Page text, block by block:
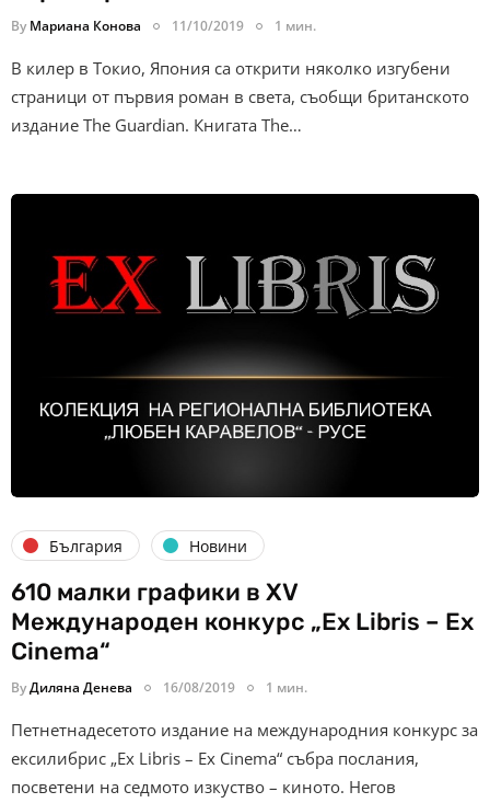
By Мариана Конова 11/10/2019 1 мин.
В килер в Токио, Япония са открити няколко изгубени
страници от първия роман в света, съобщи британското
издание The Guardian. Книгата The…
България Новини
610 малки графики в XV
Международен конкурс „Ex Libris – Ex
Cinema“
ByДиляна Денева 16/08/2019 1 мин.
Петнетнадесетото издание на международния конкурс за
ексилибрис „Ex Libris – Ex Cinema“ събра послания,
посветени на седмото изкуство – киното. Негов